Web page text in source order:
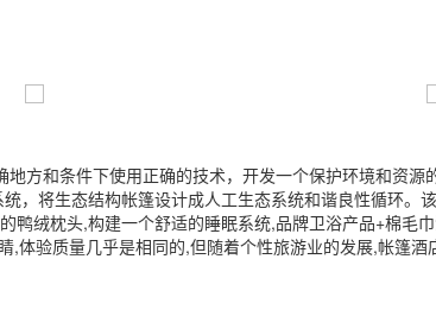
方和条件下使用正确的技术，开发一个保护环境和资
，将生态结构帐篷设计成人工生态系统和谐良性循环
鸭绒枕头,构建一个舒适的睡眠系统,品牌卫浴产品+棉
体验质量几乎是相同的,但随着个性旅游业的发展,帐篷